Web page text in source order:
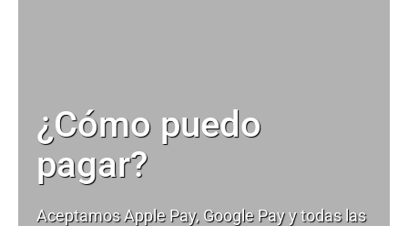
¿Cómo puedo
pagar?
Aceptamos Apple Pay, Google Pay y todas las